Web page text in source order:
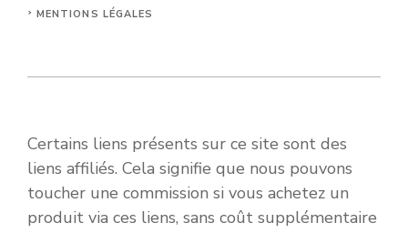
MENTIONS LÉGALES
Certains liens présents sur ce site sont des
liens affiliés. Cela signifie que nous pouvons
toucher une commission si vous achetez un
produit via ces liens, sans coût supplémentaire